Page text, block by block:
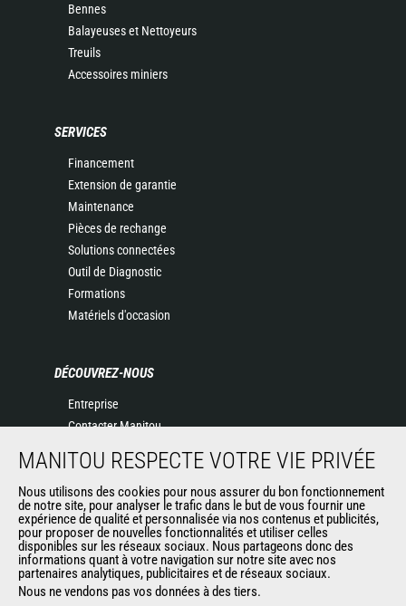
Bennes
Balayeuses et Nettoyeurs
Treuils
Accessoires miniers
SERVICES
Financement
Extension de garantie
Maintenance
Pièces de rechange
Solutions connectées
Outil de Diagnostic
Formations
Matériels d'occasion
DÉCOUVREZ-NOUS
Entreprise
Contacter Manitou
Politique de protection des données
Evénements
Actualités
Historique
AUTRES SITES DU GROUPE
MANITOU RESPECTE VOTRE VIE PRIVÉE
Nous utilisons des cookies pour nous assurer du bon fonctionnement
de notre site, pour analyser le trafic dans le but de vous fournir une
expérience de qualité et personnalisée via nos contenus et publicités,
pour proposer de nouvelles fonctionnalités et utiliser celles
disponibles sur les réseaux sociaux. Nous partageons donc des
informations quant à votre navigation sur notre site avec nos
partenaires analytiques, publicitaires et de réseaux sociaux.
Nous ne vendons pas vos données à des tiers.